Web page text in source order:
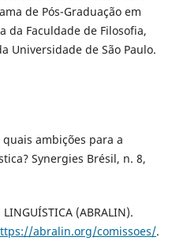
de Pós-Graduação em
da Faculdade de Filosofia,
Universidade de São Paulo.
quais ambições para a
Synergies Brésil, n. 8,
LINGUÍSTICA (ABRALIN).
abralin.org/comissoes/.